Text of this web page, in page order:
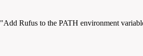
Rufus to the PATH environment